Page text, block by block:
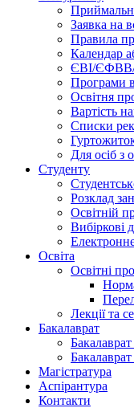
Заявка на
Правила
Календар
ЄВІ/
Програми
Освітня
Вартість
Списки
Для осіб з
Студенту
Розклад
Освітній
Вибіркові
Освіта
Освітні
Лекції та
Бакалаврат
Магістратура
Аспірантура
Контакти